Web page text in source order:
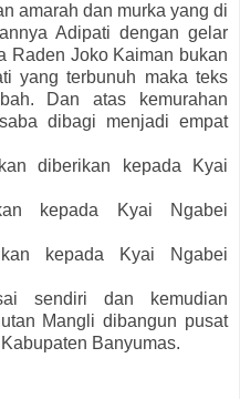
amarah dan murka yang di
Adipati dengan gelar
Raden Joko Kaiman bukan
yang terbunuh maka teks
Dan atas kemurahan
dibagi menjadi empat
diberikan kepada Kyai
kepada Kyai Ngabei
kepada Kyai Ngabei
sendiri dan kemudian
Mangli dibangun pusat
Banyumas.